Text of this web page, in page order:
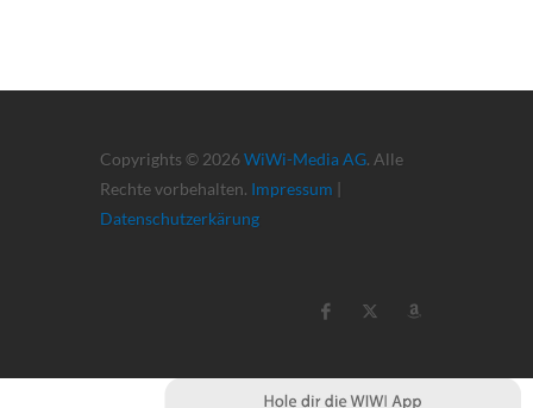
Copyrights © 2026 WiWi-Media AG. Alle
Rechte vorbehalten. Impressum |
Datenschutzerkärung